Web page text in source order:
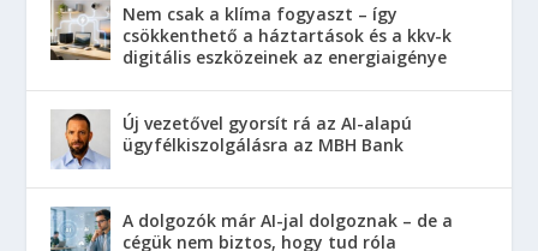
Nem csak a klíma fogyaszt – így
csökkenthető a háztartások és a kkv-k
digitális eszközeinek az energiaigénye
Új vezetővel gyorsít rá az AI-alapú
ügyfélkiszolgálásra az MBH Bank
A dolgozók már AI-jal dolgoznak – de a
cégük nem biztos, hogy tud róla